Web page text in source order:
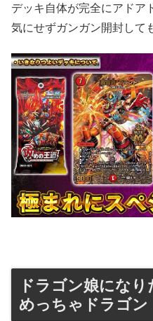
デッキ自体が完全にアドア
気にせずガンガン開封して
ドラゴン娘にな
めっちゃドラゴン